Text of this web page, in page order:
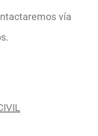
vía